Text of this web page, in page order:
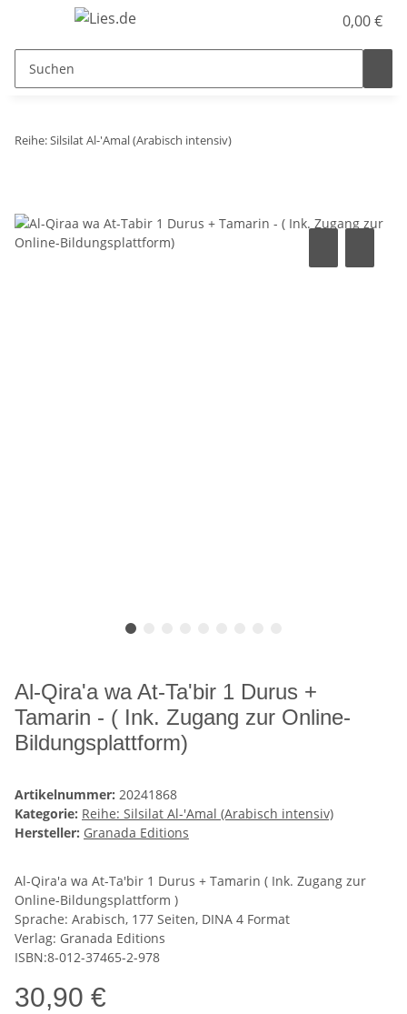
0,00 €
Reihe: Silsilat Al-'Amal (Arabisch intensiv)
Al-Qira'a wa At-Ta'bir 1 Durus +
Tamarin - ( Ink. Zugang zur Online-
Bildungsplattform)
Artikelnummer: 20241868
Kategorie: Reihe: Silsilat Al-'Amal (Arabisch intensiv)
Hersteller: Granada Editions
Al-Qira'a wa At-Ta'bir 1 Durus + Tamarin ( Ink. Zugang zur
Online-Bildungsplattform )
Sprache: Arabisch, 177 Seiten, DINA 4 Format
Verlag: Granada Editions
ISBN:8-012-37465-2-978
30,90 €